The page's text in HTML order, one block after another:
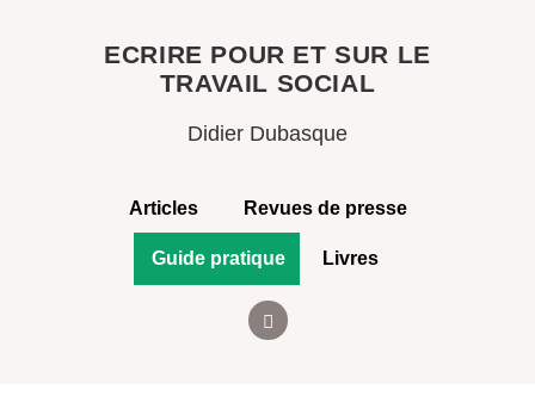
ECRIRE POUR ET SUR LE
TRAVAIL SOCIAL
Didier Dubasque
Articles Revues de presse
Guide pratique Livres